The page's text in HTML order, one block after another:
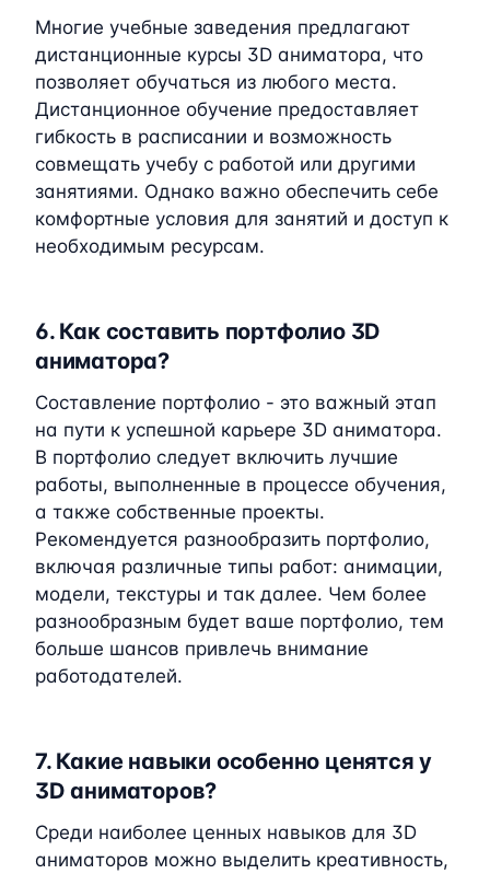
Многие учебные заведения предлагают
дистанционные курсы 3D аниматора, что
позволяет обучаться из любого места.
Дистанционное обучение предоставляет
гибкость в расписании и возможность
совмещать учебу с работой или другими
занятиями. Однако важно обеспечить себе
комфортные условия для занятий и доступ к
необходимым ресурсам.
6. Как составить портфолио 3D
аниматора?
Составление портфолио - это важный этап
на пути к успешной карьере 3D аниматора.
В портфолио следует включить лучшие
работы, выполненные в процессе обучения,
а также собственные проекты.
Рекомендуется разнообразить портфолио,
включая различные типы работ: анимации,
модели, текстуры и так далее. Чем более
разнообразным будет ваше портфолио, тем
больше шансов привлечь внимание
работодателей.
7. Какие навыки особенно ценятся у
3D аниматоров?
Среди наиболее ценных навыков для 3D
аниматоров можно выделить креативность,